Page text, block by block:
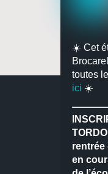
☀️ Cet
toutes
ici ☀️
TORDO
rentrée
en